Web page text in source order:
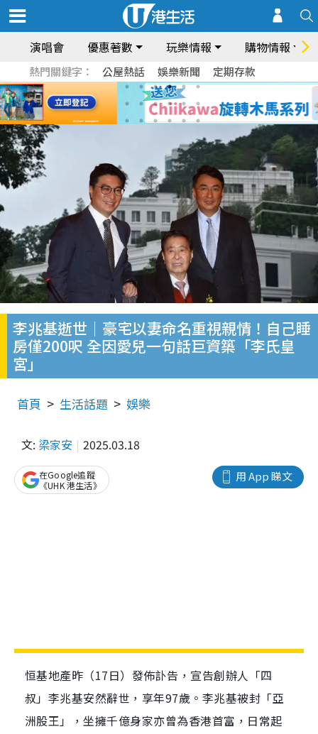
演唱會 優惠著數 玩樂情報 購物情報
熱門關鍵字： 公屋熱話 娛樂新聞 定期存款
李兆基逝世｜豪宅以妻命名重視親情！自己睡
房僅200呎 全因愛兒一句話巨資築「李氏皇
宮」
首頁 生活話題 娛樂
文: 梁家安 2025.03.18
用 App 睇文
在Google追蹤
《UHK 港生活》
恒基地產昨（17日）發佈訃告，宣告創辦人「四
叔」李兆基安然辭世，享年97歲。李兆基被封「亞
洲股王」，坐擁千億身家亦曾為香港首富，日常起